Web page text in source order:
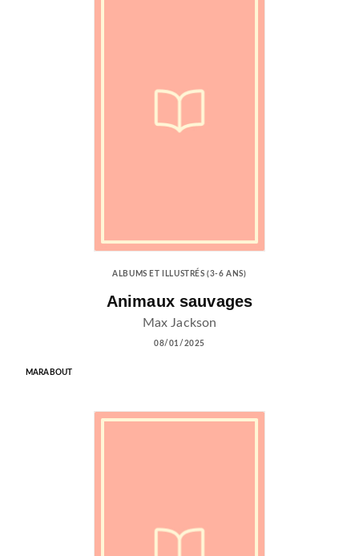
ALBUMS ET ILLUSTRÉS (3-6 ANS)
Animaux sauvages
Max Jackson
08/01/2025
MARABOUT